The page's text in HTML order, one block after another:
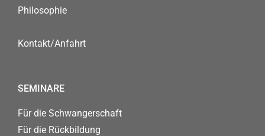
Philosophie
Kontakt/Anfahrt
SEMINARE
Für die Schwangerschaft
Für die Rückbildung